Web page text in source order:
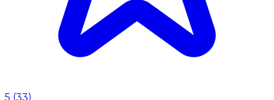
5 (33)